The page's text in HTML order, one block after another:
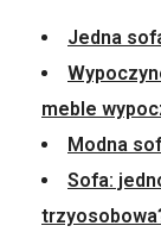
Jedna
meble
Modna
Sofa: